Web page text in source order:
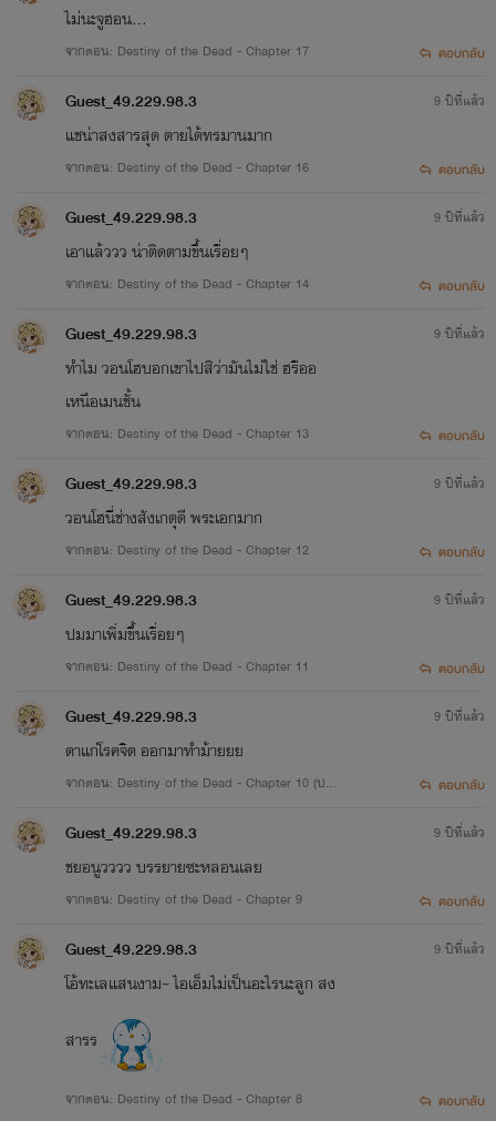
ไม่นะจูฮอน...
จากตอน: Destiny of the Dead - Chapter 17 ตอบกลับ
Guest_49.229.98.3
แชน่าสงสารสุด ตายได้ทรมานมาก
จากตอน: Destiny of the Dead - Chapter 16
9 ปีที่แล้ว
ตอบกลับ
Guest_49.229.98.3
เอาแล้ววว น่าติดตามขึ้นเรื่อยๆ
จากตอน: Destiny of the Dead - Chapter 14
9 ปีที่แล้ว
ตอบกลับ
Guest_49.229.98.3
ทำไม วอนโฮบอกเขาไปสิว่ามันไม่ใช่ ฮรืออ
เหนือเมนชั้น
จากตอน: Destiny of the Dead - Chapter 13
9 ปีที่แล้ว
ตอบกลับ
Guest_49.229.98.3
วอนโฮนี่ช่างสังเกตุดี พระเอกมาก
จากตอน: Destiny of the Dead - Chapter 12
9 ปีที่แล้ว
ตอบกลับ
Guest_49.229.98.3
ปมมาเพิ่มขึ้นเรื่อยๆ
จากตอน: Destiny of the Dead - Chapter 11
9 ปีที่แล้ว
ตอบกลับ
Guest_49.229.98.3
ตาแก่โรคจิต ออกมาทำม้ายยย
จากตอน: Destiny of the Dead - Chapter 10 (ปรับ
9 ปีที่แล้ว
ตอบกลับ
Guest_49.229.98.3
ชยอนูวววว บรรยายซะหลอนเลย
จากตอน: Destiny of the Dead - Chapter 9
9 ปีที่แล้ว
ตอบกลับ
Guest_49.229.98.3
โอ้ทะเลแสนงาม~ ไอเอ็มไม่เป็นอะไรนะลูก สง
สารร
จากตอน: Destiny of the Dead - Chapter 8
9 ปีที่แล้ว
ตอบกลับ